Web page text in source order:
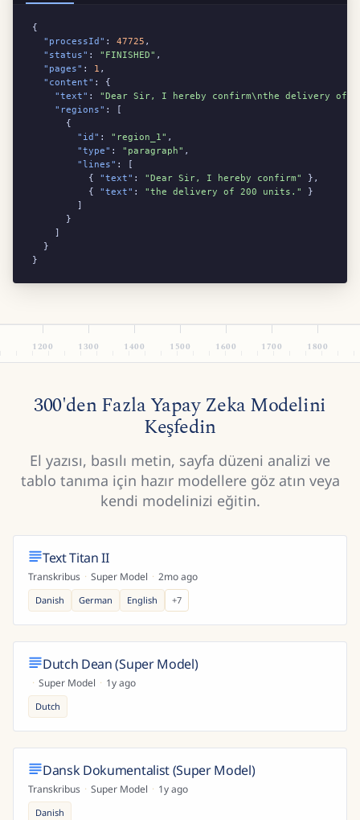
{
"processId" : 47725 ,
"status" : "FINISHED" ,
"pages" : 1 ,
"content" : {
"text" : "Dear Sir, I hereby confirm\nthe delivery of
"regions" : [
      {
"id" : "region_1" ,
"type" : "paragraph" ,
"lines" : [
          {
"text" : "Dear Sir, I hereby confirm"
},
          {
"text" : "the delivery of 200 units."
}
      }
  }
}
1200 1300 1400 1500 1600 1700 1800
300'den Fazla Yapay Zeka Modelini
Keşfedin
El yazısı, basılı metin, sayfa düzeni analizi ve
tablo tanıma için hazır modellere göz atın veya
kendi modelinizi eğitin.
Text Titan II
Transkribus · Super Model · 2mo ago
Danish German English +7
Dutch Dean (Super Model)
· Super Model · 1y ago
Dutch
Dansk Dokumentalist (Super Model)
Transkribus · Super Model · 1y ago
Danish